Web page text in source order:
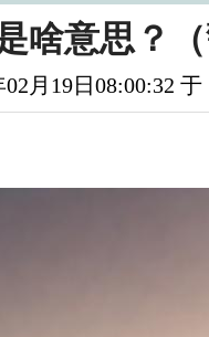
啥意思？
02月19日08:00:32